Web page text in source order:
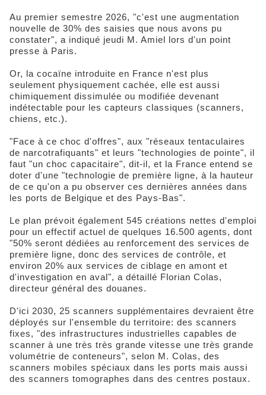
Au premier semestre 2026, "c'est une augmentation
nouvelle de 30% des saisies que nous avons pu
constater", a indiqué jeudi M. Amiel lors d'un point
presse à Paris.
Or, la cocaïne introduite en France n'est plus
seulement physiquement cachée, elle est aussi
chimiquement dissimulée ou modifiée devenant
indétectable pour les capteurs classiques (scanners,
chiens, etc.).
"Face à ce choc d'offres", aux "réseaux tentaculaires
de narcotrafiquants" et leurs "technologies de pointe", il
faut "un choc capacitaire", dit-il, et la France entend se
doter d'une "technologie de première ligne, à la hauteur
de ce qu'on a pu observer ces dernières années dans
les ports de Belgique et des Pays-Bas".
Le plan prévoit également 545 créations nettes d'emploi
pour un effectif actuel de quelques 16.500 agents, dont
"50% seront dédiées au renforcement des services de
première ligne, donc des services de contrôle, et
environ 20% aux services de ciblage en amont et
d'investigation en aval", a détaillé Florian Colas,
directeur général des douanes.
D'ici 2030, 25 scanners supplémentaires devraient être
déployés sur l'ensemble du territoire: des scanners
fixes, "des infrastructures industrielles capables de
scanner à une très très grande vitesse une très grande
volumétrie de conteneurs", selon M. Colas, des
scanners mobiles spéciaux dans les ports mais aussi
des scanners tomographes dans des centres postaux.